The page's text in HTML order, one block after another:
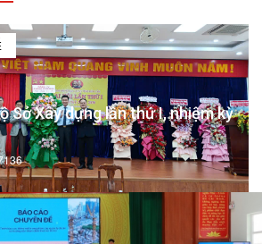
Sở Xây dựng lần thứ I, nhiệm kỳ